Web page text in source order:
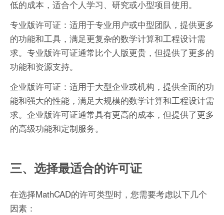
低的成本，适合个人学习、研究或小型项目使用。
专业版许可证：适用于专业用户或中型团队，提供更多
的功能和工具，满足更复杂的数学计算和工程设计需
求。专业版许可证通常比个人版更贵，但提供了更多的
功能和资源支持。
企业版许可证：适用于大型企业或机构，提供全面的功
能和强大的性能，满足大规模的数学计算和工程设计需
求。企业版许可证通常具有更高的成本，但提供了更多
的高级功能和定制服务。
三、选择最适合的许可证
在选择MathCAD的许可类型时，您需要考虑以下几个
因素：